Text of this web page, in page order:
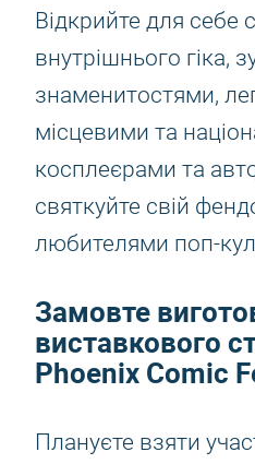
Відкрийте для себе
внутрішнього гіка,
знаменитостями,
місцевими та
косплеєрами та
святкуйте свій
любителями поп-
Замовте
виставкового
Phoenix Comic
Плануєте взяти